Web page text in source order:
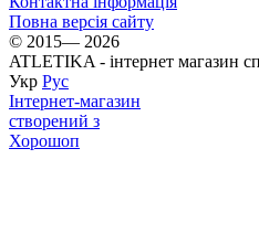
Повна версія сайту
© 2015— 2026
ATLETIKA - інтернет магазин
Укр Рус
Інтернет-магазин
створений з
Хорошоп